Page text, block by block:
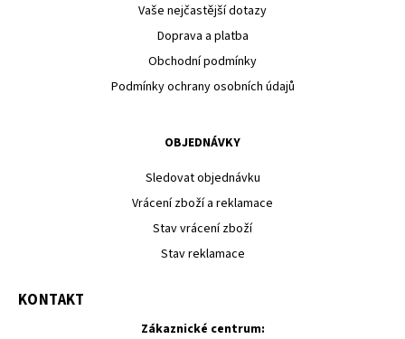
Vaše nejčastější dotazy
Doprava a platba
Obchodní podmínky
Podmínky ochrany osobních údajů
OBJEDNÁVKY
Sledovat objednávku
Vrácení zboží a reklamace
Stav vrácení zboží
Stav reklamace
KONTAKT
Zákaznické centrum: